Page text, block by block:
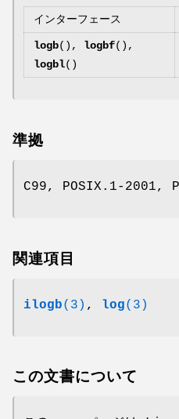
インターフェース
logb(), logbf(),
logbl()
準拠
C99, POSIX.1-2001,
関連項目
ilogb(3) , log(3)
この文書について